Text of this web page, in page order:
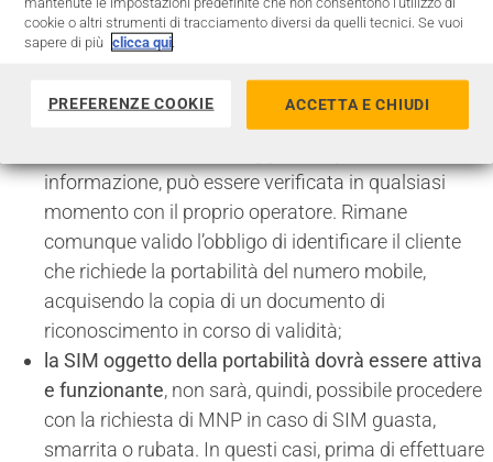
Le nuove misure prevedono quanto segue:
la richiesta di portabilità del numero mobile verso
un nuovo operatore potrà essere effettuata solo dal
informazione, può essere verificata in qualsiasi
momento con il proprio operatore. Rimane
comunque valido l’obbligo di identificare il cliente
che richiede la portabilità del numero mobile,
acquisendo la copia di un documento di
riconoscimento in corso di validità;
la SIM oggetto della portabilità dovrà essere attiva
e funzionante, non sarà, quindi, possibile procedere
con la richiesta di MNP in caso di SIM guasta,
smarrita o rubata. In questi casi, prima di effettuare
cookie o altri strumenti di tracciamento diversi da quelli tecnici. Se vuoi
sapere di più clicca qui.
PREFERENZE COOKIE ACCETTA E CHIUDI